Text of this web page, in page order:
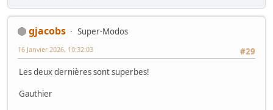
gjacobs
Super-Modos
#29
16 Janvier 2026, 10:32:03
Les deux dernières sont superbes!
Gauthier